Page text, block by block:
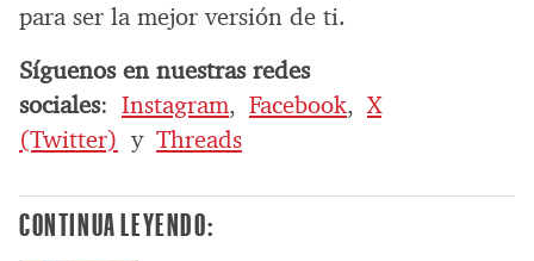
para ser la mejor versión de ti.
Síguenos en nuestras redes
sociales: Instagram, Facebook,X
(Twitter) y Threads
CONTINUA LEYENDO: